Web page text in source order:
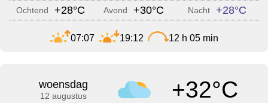
Ochtend +28°C Avond +30°C Nacht +28°C
07:07 19:12 12 h 05 min
woensdag
12 augustus +32°C